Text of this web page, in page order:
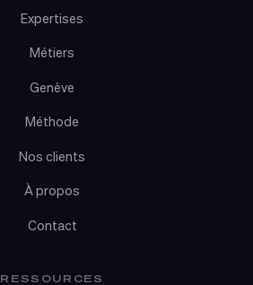
Expertises
Métiers
Genève
Méthode
Nos clients
À propos
Contact
RESSOURCES